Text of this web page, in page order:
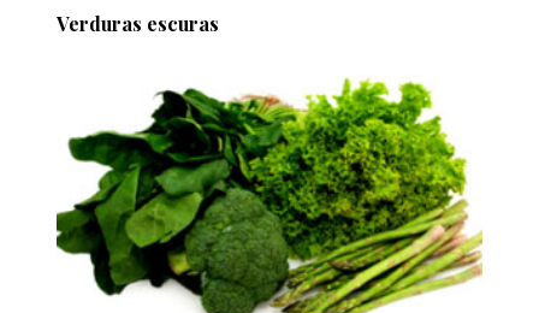
Verduras escuras